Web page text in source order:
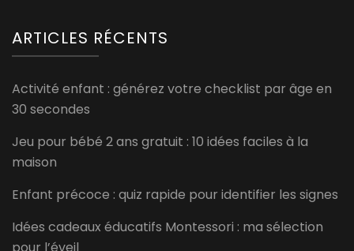
ARTICLES RÉCENTS
Activité enfant : générez votre checklist par âge en
30 secondes
Jeu pour bébé 2 ans gratuit : 10 idées faciles à la
maison
Enfant précoce : quiz rapide pour identifier les signes
Idées cadeaux éducatifs Montessori : ma sélection
pour l’éveil